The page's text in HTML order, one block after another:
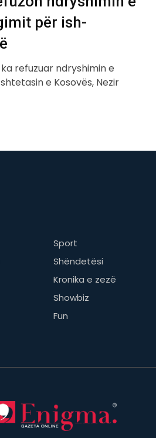
për ish-
refuzuar ndryshimin e
e Kosovës, Nezir
Sport
Shëndetësi
Kronika e zezë
Showbiz
Fun